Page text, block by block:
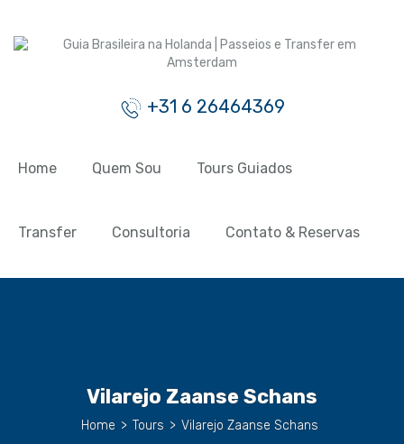
+31 6 26464369
Home Quem Sou Tours Guiados
Transfer Consultoria Contato & Reservas
Vilarejo Zaanse Schans
Home > Tours > Vilarejo Zaanse Schans